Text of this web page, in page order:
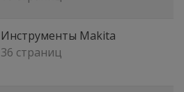
Инструменты Makita
36 страниц